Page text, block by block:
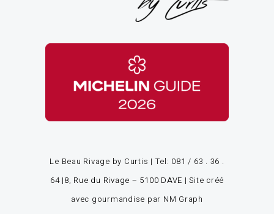
Le Beau Rivage by Curtis | Tel: 081 / 63 . 36 .
64|8, Rue du Rivage – 5100 DAVE |Site créé
avec gourmandise par NM Graph